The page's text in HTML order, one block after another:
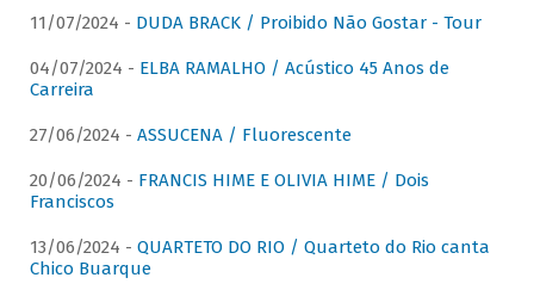
11/07/2024 - DUDA BRACK / Proibido Não Gostar - Tour
04/07/2024 - ELBA RAMALHO / Acústico 45 Anos de
Carreira
27/06/2024 - ASSUCENA / Fluorescente
20/06/2024 - FRANCIS HIME E OLIVIA HIME / Dois
Franciscos
13/06/2024 - QUARTETO DO RIO / Quarteto do Rio canta
Chico Buarque